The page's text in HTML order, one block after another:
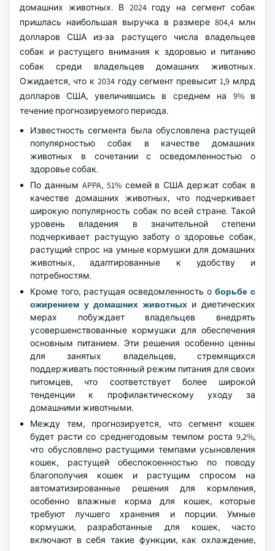
домашних животных. В 2024 году на сегмент собак
пришлась наибольшая выручка в размере 804,4 млн
долларов США из-за растущего числа владельцев
собак и растущего внимания к здоровью и питанию
собак среди владельцев домашних животных.
Ожидается, что к 2034 году сегмент превысит 1,9 млрд
долларов США, увеличившись в среднем на 9% в
течение прогнозируемого периода.
Известность сегмента была обусловлена растущей
популярностью собак в качестве домашних
животных в сочетании с осведомленностью о
здоровье собак.
По данным APPA, 51% семей в США держат собак в
качестве домашних животных, что подчеркивает
широкую популярность собак по всей стране. Такой
уровень владения в значительной степени
подчеркивает растущую заботу о здоровье собак,
растущий спрос на умные кормушки для домашних
животных, адаптированные к удобству и
потребностям.
Кроме того, растущая осведомленность о борьбе с
ожирением у домашних животныхи диетических
мерах побуждает владельцев внедрять
усовершенствованные кормушки для обеспечения
основным питанием. Эти решения особенно ценны
для занятых владельцев, стремящихся
поддерживать постоянный режим питания для своих
питомцев, что соответствует более широкой
тенденции к профилактическому уходу за
домашними животными.
Между тем, прогнозируется, что сегмент кошек
будет расти со среднегодовым темпом роста 9,2%,
что обусловлено растущими темпами усыновления
кошек, растущей обеспокоенностью по поводу
благополучия кошек и растущим спросом на
автоматизированные решения для кормления,
особенно влажные корма для кошек, которые
требуют лучшего хранения и порции. Умные
кормушки, разработанные для кошек, часто
включают в себя такие функции, как охлаждение,